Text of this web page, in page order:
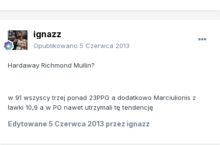
ignazz
Opublikowano 5 Czerwca 2013
Hardaway Richmond Mullin?
w 91 wszyscy trzej ponad 23PPG a dodatkowo Marciulionis z
ławki 10,9 a w PO nawet utrzymali tę tendencję
Edytowane 5 Czerwca 2013 przez ignazz